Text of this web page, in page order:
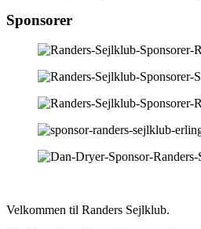
Sponsorer
Velkommen til Randers Sejlklub.